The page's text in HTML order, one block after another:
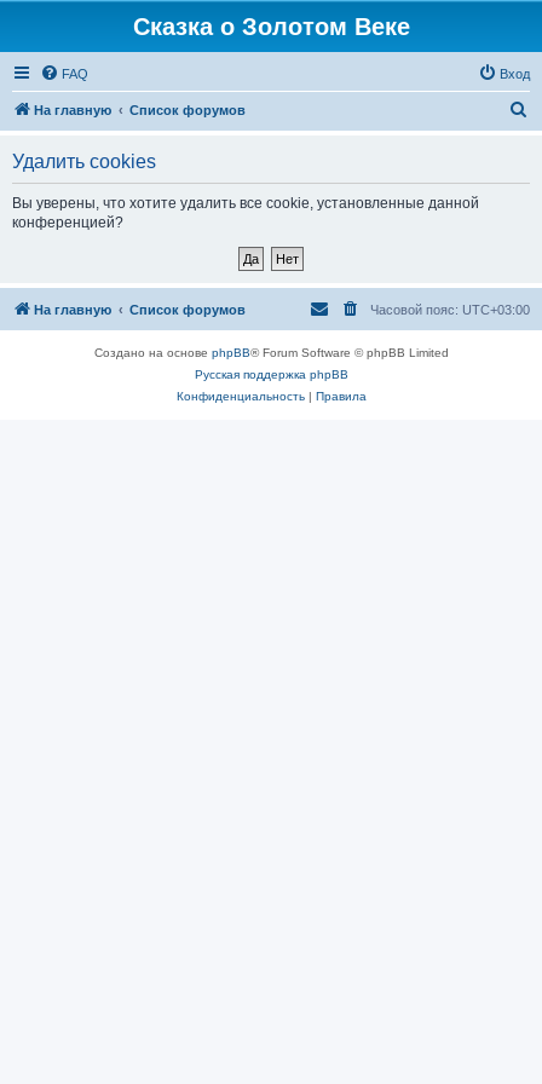
Сказка о Золотом Веке
FAQ Вход
На главную Список форумов
Удалить cookies
Вы уверены, что хотите удалить все cookie, установленные данной
конференцией?
На главную Список форумов Часовой пояс: UTC+03:00
Создано на основе phpBB® Forum Software © phpBB Limited
Русская поддержка phpBB
Конфиденциальность| Правила